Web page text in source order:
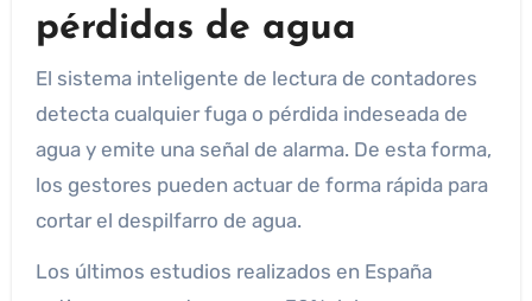
pérdidas de agua
El sistema inteligente de lectura de contadores
detecta cualquier fuga o pérdida indeseada de
agua y emite una señal de alarma. De esta forma,
los gestores pueden actuar de forma rápida para
cortar el despilfarro de agua.
Los últimos estudios realizados en España